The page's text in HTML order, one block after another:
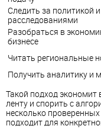
Следить за политикой и
расследованиями
Разобраться в
бизнесе
Читать региональные
Получить аналитику и
Такой подход экономит
ленту и спорить с
несколько
подходит для